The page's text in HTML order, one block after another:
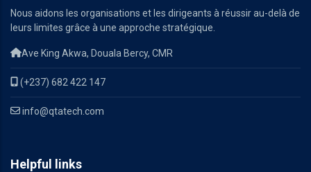
Nous aidons les organisations et les dirigeants à réussir au-delà de
leurs limites grâce à une approche stratégique.
Ave King Akwa, Douala Bercy, CMR
(+237) 682 422 147
info@qtatech.com
Helpful links